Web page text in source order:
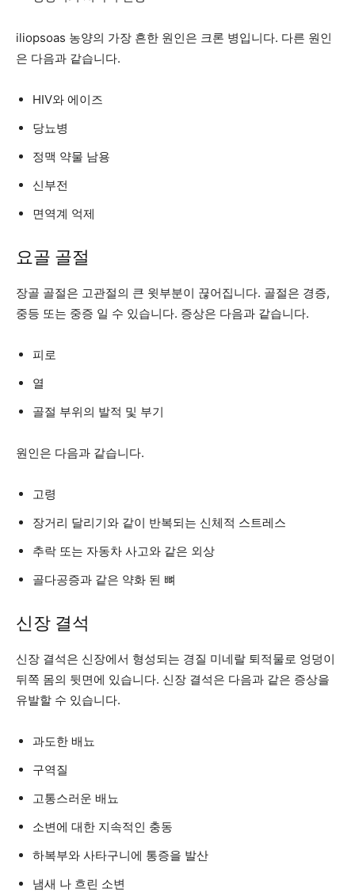
iliopsoas 농양의 가장 흔한 원인은 크론 병입니다. 다른 원인
은 다음과 같습니다.
HIV와 에이즈
당뇨병
정맥 약물 남용
신부전
면역계 억제
요골 골절
장골 골절은 고관절의 큰 윗부분이 끊어집니다. 골절은 경증,
중등 또는 중증 일 수 있습니다. 증상은 다음과 같습니다.
피로
열
골절 부위의 발적 및 부기
원인은 다음과 같습니다.
고령
장거리 달리기와 같이 반복되는 신체적 스트레스
추락 또는 자동차 사고와 같은 외상
골다공증과 같은 약화 된 뼈
신장 결석
신장 결석은 신장에서 형성되는 경질 미네랄 퇴적물로 엉덩이
뒤쪽 몸의 뒷면에 있습니다. 신장 결석은 다음과 같은 증상을
유발할 수 있습니다.
과도한 배뇨
구역질
고통스러운 배뇨
소변에 대한 지속적인 충동
하복부와 사타구니에 통증을 발산
냄새 나 흐린 소변